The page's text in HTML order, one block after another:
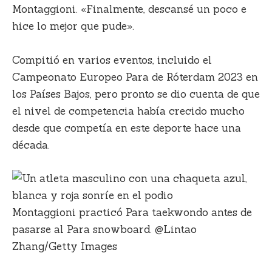
Montaggioni. «Finalmente, descansé un poco e
hice lo mejor que pude».
Compitió en varios eventos, incluido el
Campeonato Europeo Para de Róterdam 2023 en
los Países Bajos, pero pronto se dio cuenta de que
el nivel de competencia había crecido mucho
desde que competía en este deporte hace una
década.
Montaggioni practicó Para taekwondo antes de
pasarse al Para snowboard. @Lintao
Zhang/Getty Images